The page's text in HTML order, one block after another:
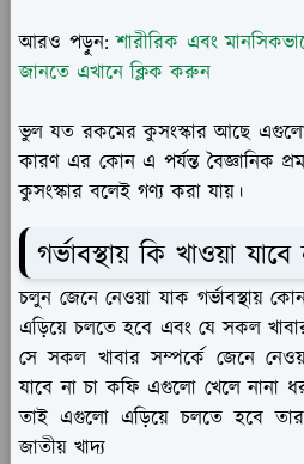
আরও পড়ুন:শারীরিক এবং
জানতে এখানে ক্লিক করুন
ভুল যত রকমের কুসংস্কার আছে এগুলো
কারণ এর কোন এ পর্যন্ত বৈজ্ঞানিক
কুসংস্কার বলেই গণ্য করা যায়।
গর্ভাবস্থায় কি খাওয়া যাবে
চলুন জেনে নেওয়া যাক গর্ভাবস্থায়
এড়িয়ে চলতে হবে এবং যে সকল
সে সকল খাবার সম্পর্কে জেনে
যাবে না চা কফি এগুলো খেলে নানা
তাই এগুলো এড়িয়ে চলতে হবে
জাতীয় খাদ্য